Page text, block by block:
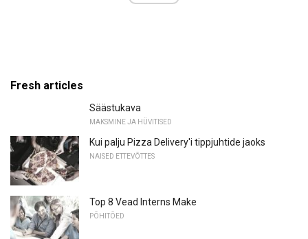
Fresh articles
Säästukava
MAKSMINE JA HÜVITISED
Kui palju Pizza Delivery'i tippjuhtide jaoks
NAISED ETTEVÕTTES
Top 8 Vead Interns Make
PÕHITÕED